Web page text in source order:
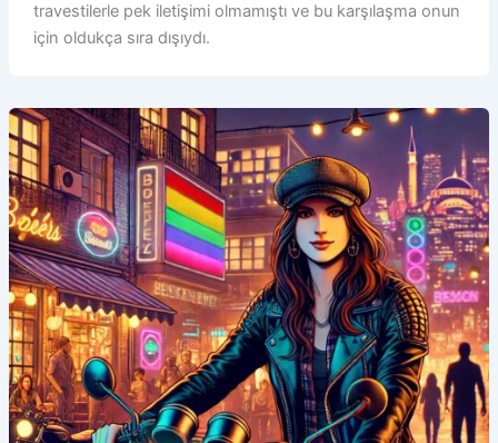
travestilerle pek iletişimi olmamıştı ve bu karşılaşma onun
için oldukça sıra dışıydı.